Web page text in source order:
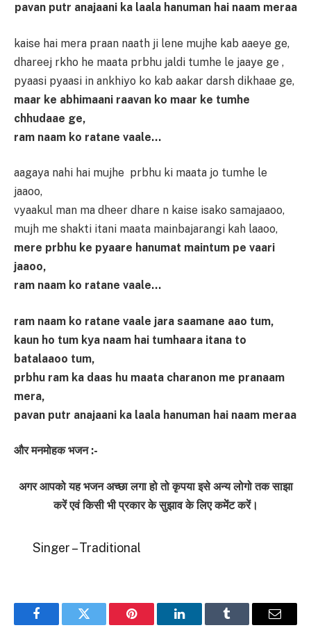
pavan putr anajaani ka laala hanuman hai naam meraa
kaise hai mera praan naath ji lene mujhe kab aaeye ge,
dhareej rkho he maata prbhu jaldi tumhe le jaaye ge ,
pyaasi pyaasi in ankhiyo ko kab aakar darsh dikhaae ge,
maar ke abhimaani raavan ko maar ke tumhe
chhudaae ge,
ram naam ko ratane vaale…
aagaya nahi hai mujhe prbhu ki maata jo tumhe le
jaaoo,
vyaakul man ma dheer dhare n kaise isako samajaaoo,
mujh me shakti itani maata mainbajarangi kah laaoo,
mere prbhu ke pyaare hanumat maintum pe vaari
jaaoo,
ram naam ko ratane vaale…
ram naam ko ratane vaale jara saamane aao tum,
kaun ho tum kya naam hai tumhaara itana to
batalaaoo tum,
prbhu ram ka daas hu maata charanon me pranaam
mera,
pavan putr anajaani ka laala hanuman hai naam meraa
और मनमोहक भजन :-
अगर आपको यह भजन अच्छा लगा हो तो कृपया इसे अन्य लोगो तक साझा
करें एवं किसी भी प्रकार के सुझाव के लिए कमेंट करें।
Singer – Traditional
FacebookTwitter Pinterest LinkedInTumblr Email